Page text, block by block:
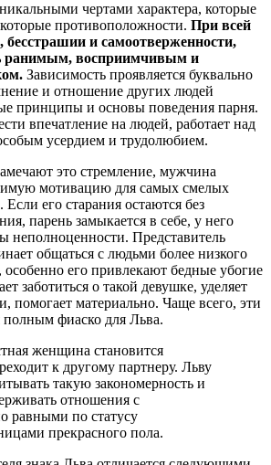
чертами характера, которые
противоположности. При всей
бесстрашии и самоотверженности,
ранимым, восприимчивым и
Зависимость проявляется буквально
и отношение других людей
принципы и основы поведения парня.
впечатление на людей, работает над
усердием и трудолюбием.
это стремление, мужчина
мотивацию для самых смелых
его старания остаются без
парень замыкается в себе, у него
неполноценности. Представитель
общаться с людьми более низкого
особенно его привлекают бедные убогие
заботиться о такой девушке, уделяет
помогает материально. Чаще всего, эти
полным фиаско для Льва.
женщина становится
к другому партнеру. Льву
такую закономерность и
отношения с
равными по статусу
прекрасного пола.